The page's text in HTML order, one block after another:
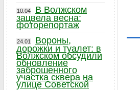
10.04
В Волжском
зацвела весна:
фоторепортаж
24.01
Вороны,
дорожки и туалет: в
Волжском обсудили
обновление
заброшенного
участка сквера на
улице Советской